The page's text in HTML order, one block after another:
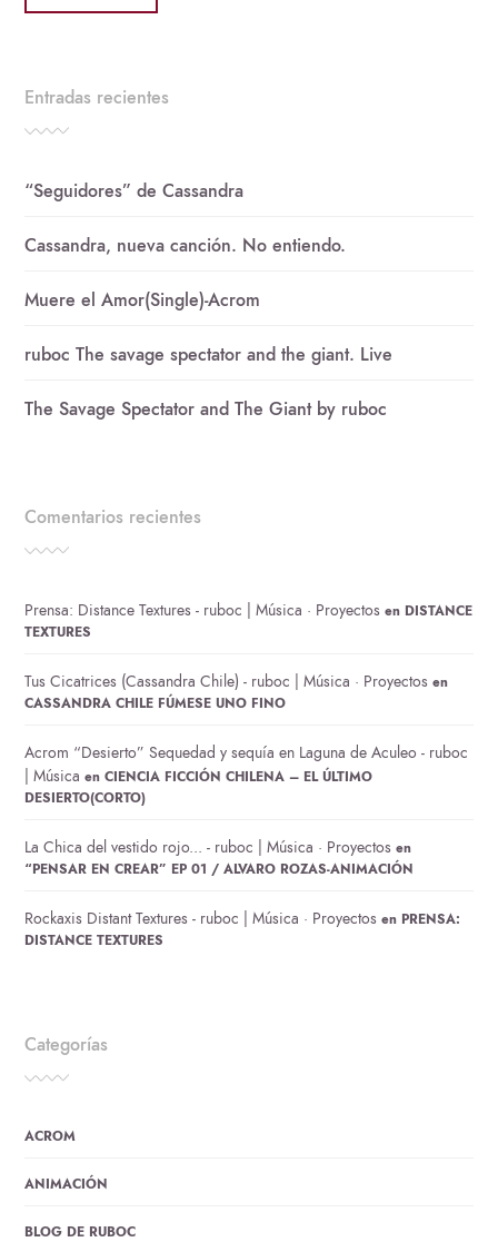
Entradas recientes
“Seguidores” de Cassandra
Cassandra, nueva canción. No entiendo.
Muere el Amor(Single)-Acrom
ruboc The savage spectator and the giant. Live
The Savage Spectator and The Giant by ruboc
Comentarios recientes
Prensa: Distance Textures - ruboc | Música · Proyectos en DISTANCE
TEXTURES
Tus Cicatrices (Cassandra Chile) - ruboc | Música · Proyectos en
CASSANDRA CHILE FÚMESE UNO FINO
Acrom “Desierto” Sequedad y sequía en Laguna de Aculeo - ruboc
| Música enCIENCIA FICCIÓN CHILENA – EL ÚLTIMO
DESIERTO(CORTO)
La Chica del vestido rojo... - ruboc | Música · Proyectos en
“PENSAR EN CREAR” EP 01 / ALVARO ROZAS-ANIMACIÓN
Rockaxis Distant Textures - ruboc | Música · Proyectos en PRENSA:
DISTANCE TEXTURES
Categorías
ACROM
ANIMACIÓN
BLOG DE RUBOC